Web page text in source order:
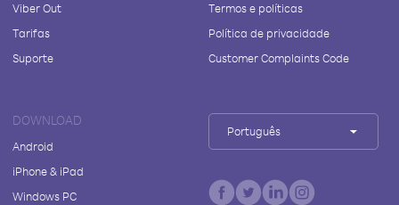
Viber Out
Tarifas
Suporte
Termos e políticas
Política de privacidade
Customer Complaints Code
DOWNLOAD
Android
iPhone & iPad
Windows PC
Português